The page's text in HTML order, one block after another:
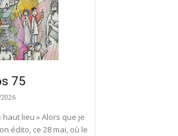
75
lieu » Alors que je
édito, ce 28 mai, où le